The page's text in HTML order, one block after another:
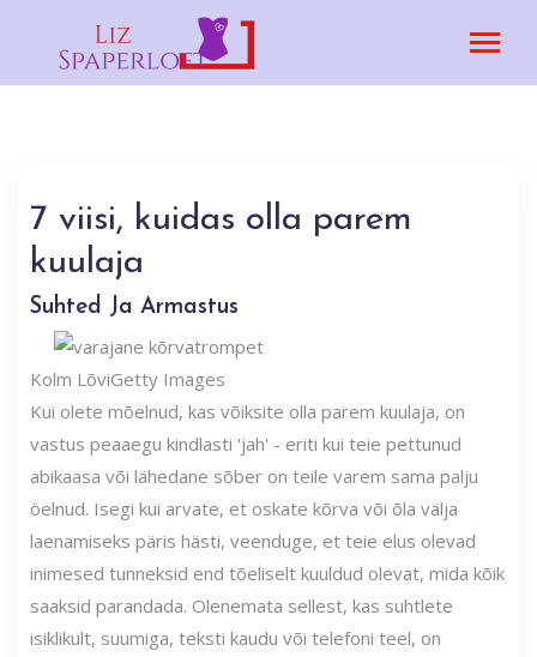
7 viisi, kuidas olla parem
kuulaja
Suhted Ja Armastus
Kolm LõviGetty Images
Kui olete mõelnud, kas võiksite olla parem kuulaja, on
vastus peaaegu kindlasti 'jah' - eriti kui teie pettunud
abikaasa või lähedane sõber on teile varem sama palju
öelnud. Isegi kui arvate, et oskate kõrva või õla välja
laenamiseks päris hästi, veenduge, et teie elus olevad
inimesed tunneksid end tõeliselt kuuldud olevat, mida kõik
saaksid parandada. Olenemata sellest, kas suhtlete
isiklikult, suumiga, teksti kaudu või telefoni teel, on